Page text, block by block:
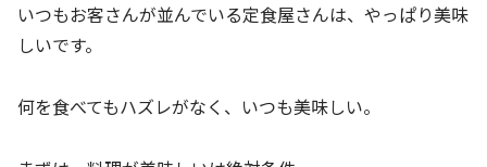
いつもお客さんが並んでいる定食屋さんは、やっぱり美味
しいです。
何を食べてもハズレがなく、いつも美味しい。